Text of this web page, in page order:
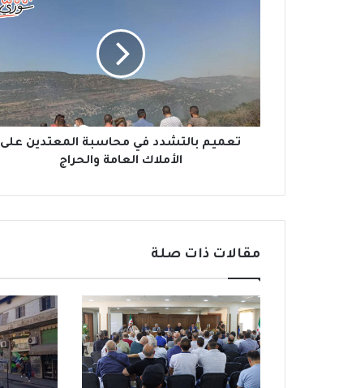
ل
ت
ف
ا
س
ب
ة
ا
ل
م
ع
تعميم بالتشدد في محاسبة المعتدين على
الأملاك العامة والحراج
مقالات ذات صلة